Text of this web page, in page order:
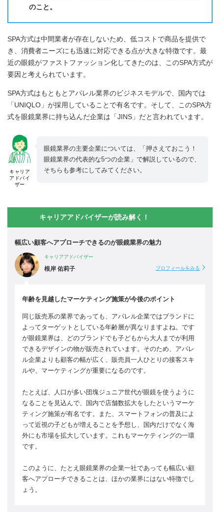
のこと。
SPA方式は中間業者が存在しないため、低コストで商品を提供で
き、消費者ニーズにも迅速に対応できる点が大きな特徴です。最
近の眼鏡がファストファッション化してきたのは、このSPA方式が
要因と考えられています。
SPA方式はもともとアパレル業界のビジネスモデルで、国内では
「UNIQLO」が採用していることで有名です。そして、このSPA方
式を眼鏡業界に持ち込んだ企業は「JINS」だと言われています。
キャリア
アドバイ
ザー
眼鏡業界の主要企業については、「押さえておこう！
眼鏡業界の代表的な5つの企業」で解説しているので、
そちらも参考にしてみてください。
キャリアアドバイザーが読み解く！
幅広い顧客へアプローチできるのが眼鏡業界の魅力
キャリアアドバイザー
根岸 佑莉子 プロフィールをみる
年齢を見越したマーケティング施策が今後のポイント
同じ販売系の業界であっても、アパレル企業ではブランドに
よってターゲットとしている年齢層が異なりますよね。です
が眼鏡業界は、どのブランドでも子どもから大人までが利用
できるデザインの物が販売されています。そのため、アパレ
ル企業よりも顧客の幅が広く、販売員一人ひとりの接客スキ
ルや、マーケティングが重要になるのです。
たとえば、人口が多い団塊ジュニア世代が眼鏡を使うように
なることを見込んで、国内で店舗数拡大をしたというマーケ
ティング施策が有名です。また、スマートフォンの普及によ
って近視の子どもが増えることを予想し、国内だけでなく海
外にも市場を拡大しています。これもマーケティングの一環
です。
このように、たとえ眼鏡業界の企業一社であっても幅広い顧
客へアプローチできることは、ほかの業界にはない特徴でし
ょう。